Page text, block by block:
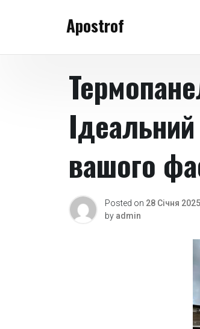
Apostrof
вашого
Posted on 28 Січня 2025
by admin